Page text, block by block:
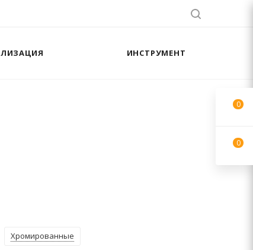
ИНСТРУМЕНТ
Хромированные
0
0